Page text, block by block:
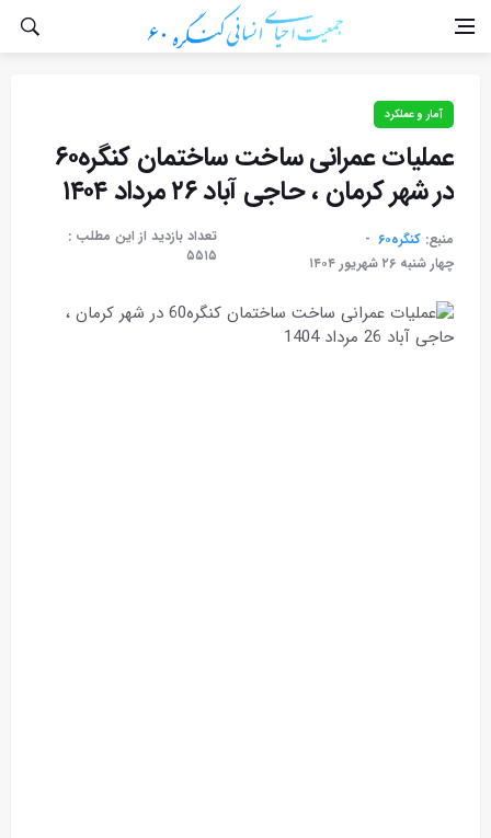
آمار و عملکرد
عملیات عمرانی ساخت ساختمان کنگره۶۰
در شهر کرمان ، حاجی آباد ۲۶ مرداد ۱۴۰۴
منبع: کنگره۶۰
چهار شنبه ۲۶ شهريور ۱۴۰۴
تعداد بازدید از این مطلب :
۵۵۱۵